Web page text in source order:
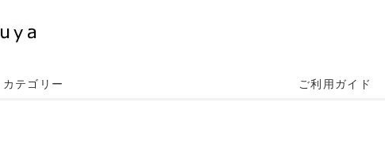
カテゴリー ご利用ガイド